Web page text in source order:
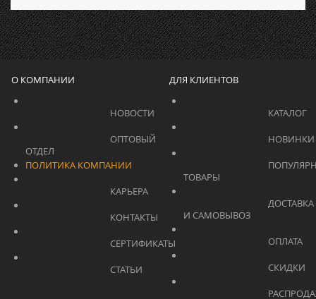
О КОМПАНИИ
ПОЛИТИКА КОМПАНИИ
			    		КОНТАКТЫ
ДЛЯ КЛИЕНТОВ